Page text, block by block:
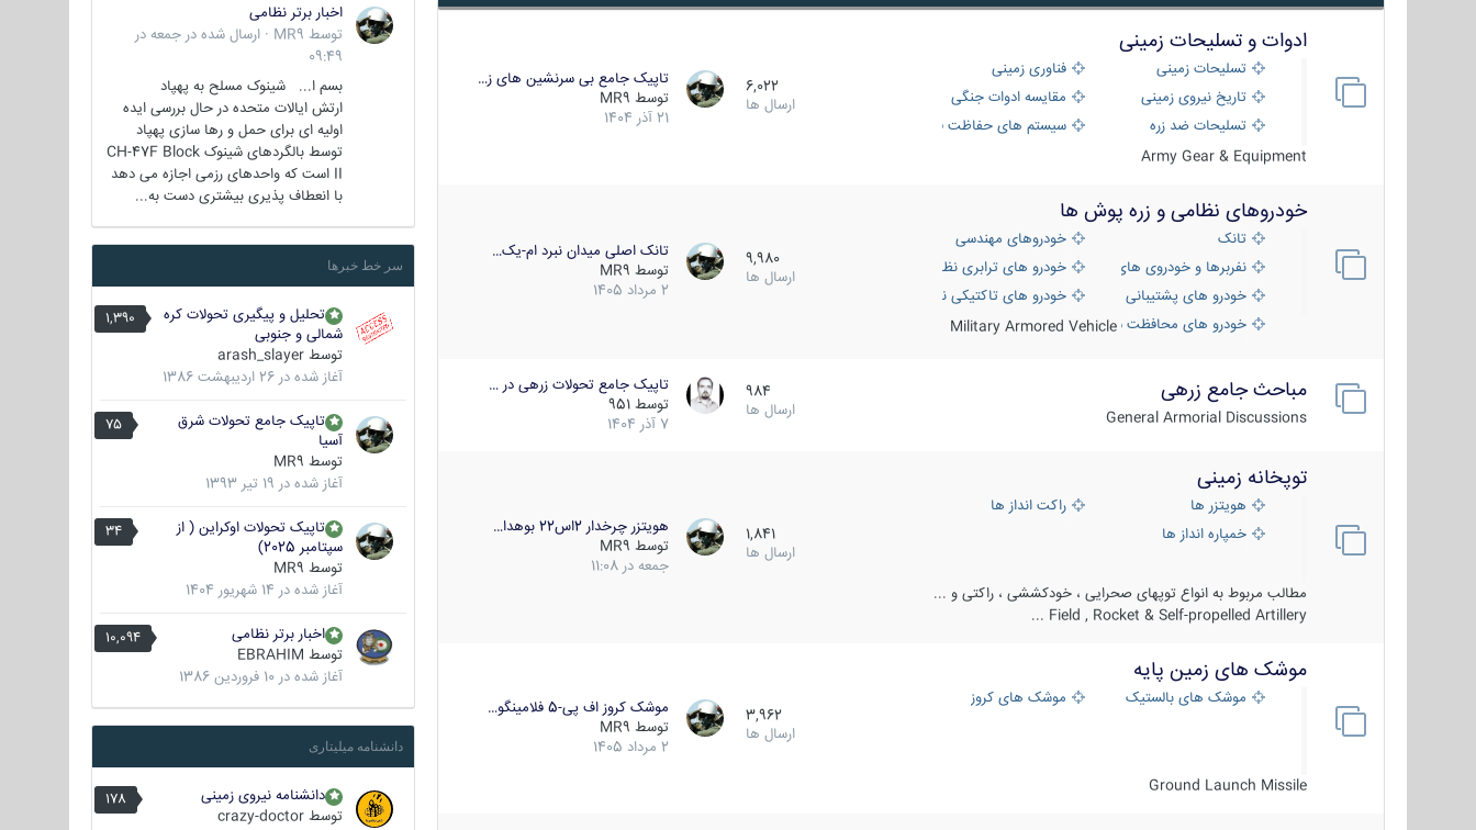
ادوات و تسلیحات زمینی
تسلیحات زمینی
فناوری زمینی
تاریخ نیروی زمینی
مقایسه ادوات جنگی
تسلیحات ضد زره
سیستم های حفاظت فعال
Army Gear & Equipment
6,022
ارسال ها
تاپیک جامع بی سرنشین های ز…
توسط MR9
21 آذر 1404
خودروهای نظامی و زره پوش ها
تانک
خودروهای مهندسی
نفربرها و خودروی های رزمی پیاده نظامخودرو های ترابری نظامی
خودرو های پشتیبانی آتش ، شناسایی و ضد تانک
خودرو های تاکتیکی نظامی
خودرو های محافظت شدهMilitary Armored Vehicle
9,980
ارسال ها
تانک اصلی میدان نبرد ام-یک…
توسط MR9
2 مرداد 1405
مباحث جامع زرهی
General Armorial Discussions
984
ارسال ها
تاپیک جامع تحولات زرهی در …
توسط 951
7 آذر 1404
توپخانه زمینی
هویتزر ها
راکت انداز ها
خمپاره انداز ها
مطالب مربوط به انواع توپهای صحرایی ، خودکششی ، راکتی و ...
Field , Rocket & Self-propelled Artillery ...
1,841
ارسال ها
هویتزر چرخدار 2اس22 بوهدا…
توسط MR9
جمعه در 11:08
موشک های زمین پایه
موشک های بالستیک موشک های کروز
Ground Launch Missile
3,962
ارسال ها
موشک کروز اف پی-5 فلامینگو…
توسط MR9
2 مرداد 1405
اخبار برتر نظامی
توسط MR9
· ارسال شده در جمعه در
09:49
بسم ا... شینوک مسلح به پهپاد
ارتش ایالات متحده در حال بررسی ایده
اولیه ای برای حمل و رها سازی پهپاد
توسط بالگردهای شینوک CH-47F Block
II است که واحدهای رزمی اجازه می دهد
با انعطاف پذیری بیشتری دست به...
سر خط خبرها
1,390
تحلیل و پیگیری تحولات کره
شمالی و جنوبی
توسط arash_slayer
آغاز شده در 26 اردیبهشت 1386
75
تاپیک جامع تحولات شرق
آسیا
توسط MR9
آغاز شده در 19 تیر 1393
34
تاپیک تحولات اوکراین ( از
سپتامبر 2025)
توسط MR9
آغاز شده در 14 شهریور 1404
10,094
اخبار برتر نظامی
توسط EBRAHIM
آغاز شده در 10 فروردین 1386
دانشنامه میلیتاری
178
دانشنامه نیروی زمینی
توسط crazy-doctor